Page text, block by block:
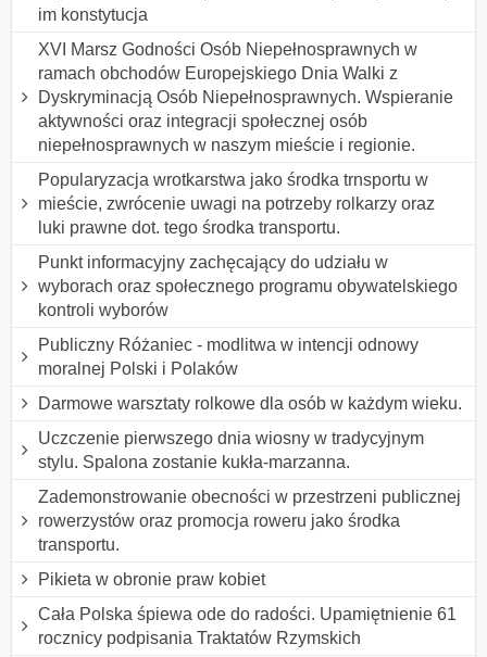
im konstytucja
XVI Marsz Godności Osób Niepełnosprawnych w
ramach obchodów Europejskiego Dnia Walki z
Dyskryminacją Osób Niepełnosprawnych. Wspieranie
aktywności oraz integracji społecznej osób
niepełnosprawnych w naszym mieście i regionie.
Popularyzacja wrotkarstwa jako środka trnsportu w
mieście, zwrócenie uwagi na potrzeby rolkarzy oraz
luki prawne dot. tego środka transportu.
Punkt informacyjny zachęcający do udziału w
wyborach oraz społecznego programu obywatelskiego
kontroli wyborów
Publiczny Różaniec - modlitwa w intencji odnowy
moralnej Polski i Polaków
Darmowe warsztaty rolkowe dla osób w każdym wieku.
Uczczenie pierwszego dnia wiosny w tradycyjnym
stylu. Spalona zostanie kukła-marzanna.
Zademonstrowanie obecności w przestrzeni publicznej
rowerzystów oraz promocja roweru jako środka
transportu.
Pikieta w obronie praw kobiet
Cała Polska śpiewa ode do radości. Upamiętnienie 61
rocznicy podpisania Traktatów Rzymskich